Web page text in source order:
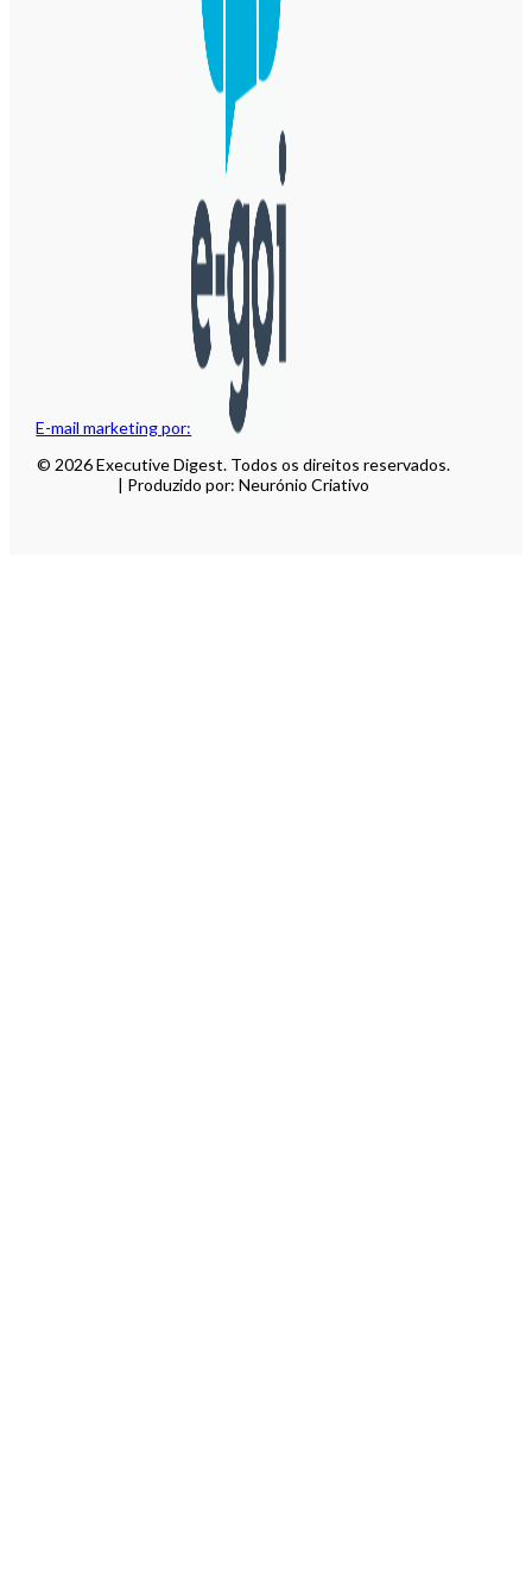
E-mail marketing por:
© 2026 Executive Digest. Todos os direitos reservados.
| Produzido por: Neurónio Criativo